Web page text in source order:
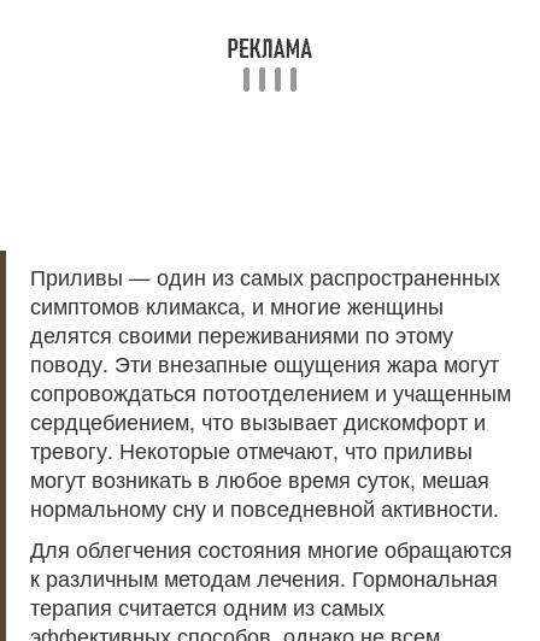
Приливы — один из самых распространенных
симптомов климакса, и многие женщины
делятся своими переживаниями по этому
поводу. Эти внезапные ощущения жара могут
сопровождаться потоотделением и учащенным
сердцебиением, что вызывает дискомфорт и
тревогу. Некоторые отмечают, что приливы
могут возникать в любое время суток, мешая
нормальному сну и повседневной активности.
Для облегчения состояния многие обращаются
к различным методам лечения. Гормональная
терапия считается одним из самых